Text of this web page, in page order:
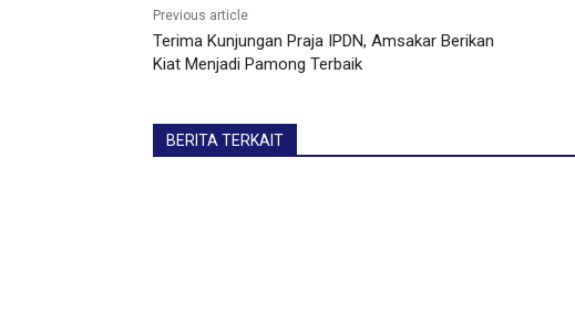
Previous article
Terima Kunjungan Praja IPDN, Amsakar Berikan
Kiat Menjadi Pamong Terbaik
BERITA TERKAIT